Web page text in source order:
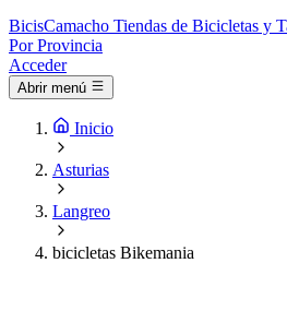
BicisCamacho Tiendas de Bicicletas y
Por Provincia
Acceder
Abrir menú
Inicio
Asturias
Langreo
bicicletas Bikemania